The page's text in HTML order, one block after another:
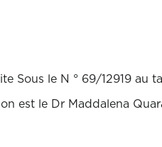
Sous le N ° 69/12919
est le Dr Maddalena